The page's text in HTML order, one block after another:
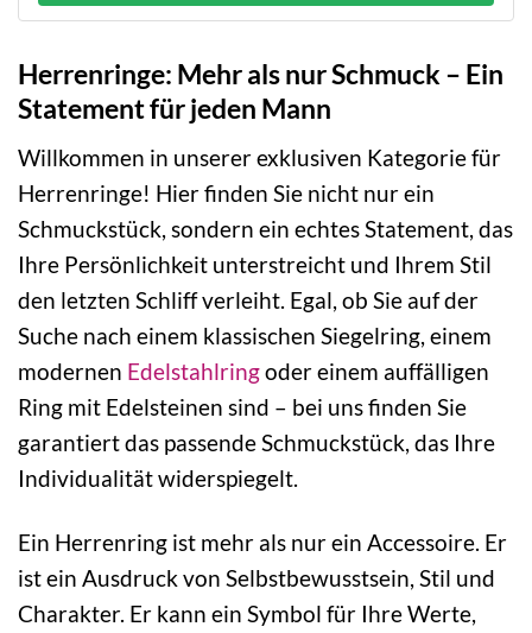
Herrenringe: Mehr als nur Schmuck – Ein
Statement für jeden Mann
Willkommen in unserer exklusiven Kategorie für
Herrenringe! Hier finden Sie nicht nur ein
Schmuckstück, sondern ein echtes Statement, das
Ihre Persönlichkeit unterstreicht und Ihrem Stil
den letzten Schliff verleiht. Egal, ob Sie auf der
Suche nach einem klassischen Siegelring, einem
modernen Edelstahlringoder einem auffälligen
Ring mit Edelsteinen sind – bei uns finden Sie
garantiert das passende Schmuckstück, das Ihre
Individualität widerspiegelt.
Ein Herrenring ist mehr als nur ein Accessoire. Er
ist ein Ausdruck von Selbstbewusstsein, Stil und
Charakter. Er kann ein Symbol für Ihre Werte,